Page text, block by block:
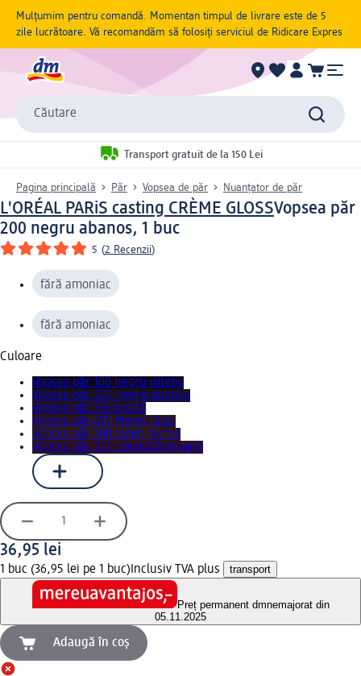
Mulțumim pentru comandă. Momentan timpul de livrare este de 5
zile lucrătoare. Vă recomandăm să folosiți serviciul de Ridicare Expres
Căutare
Transport gratuit de la 150 Lei
Pagina principală Păr Vopsea de păr Nuanțator de păr
L'ORÉAL PARiS casting CRÈME GLOSSVopsea păr
200 negru abanos, 1 buc
5 (2 Recenzii)
fără amoniac
fără amoniac
Culoare
Vopsea păr 100 negru intens
Vopsea păr 200 negru abanos
Vopsea păr 316 prună
Vopsea păr 415 Maron Glac
Vopsea păr 300 şaten inchis
Vopsea păr 323 ciocolată neagră
36,95 lei
1 buc (36,95 lei pe 1 buc) Inclusiv TVA plus transport
Preț permanent dmnemajorat din
05.11.2025
Adaugă în coș